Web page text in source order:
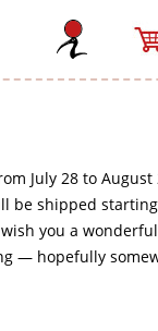
July 28 to
be shipped
you a
— hopefully